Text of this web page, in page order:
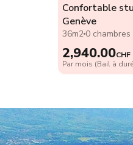
Confortable
Genève
36m2 0 chambres
2,940.00CHF
Par mois (Bail à